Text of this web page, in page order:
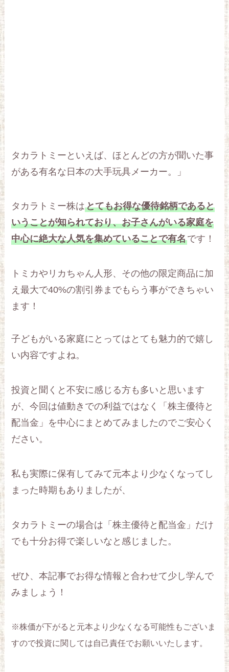
タカラトミーといえば、ほとんどの方が聞いた事
がある有名な日本の大手玩具メーカー。」
タカラトミー株はとてもお得な優待銘柄であると
いうことが知られており、お子さんがいる家庭を
中心に絶大な人気を集めていることで有名です！
トミカやリカちゃん人形、その他の限定商品に加
え最大で40%の割引券までもらう事ができちゃい
ます！
子どもがいる家庭にとってはとても魅力的で嬉し
い内容ですよね。
投資と聞くと不安に感じる方も多いと思います
が、今回は値動きでの利益ではなく「株主優待と
配当金」を中心にまとめてみましたのでご安心く
ださい。
私も実際に保有してみて元本より少なくなってし
まった時期もありましたが、
タカラトミーの場合は「株主優待と配当金」だけ
でも十分お得で楽しいなと感じました。
ぜひ、本記事でお得な情報と合わせて少し学んで
みましょう！
※株価が下がると元本より少なくなる可能性もございま
すので投資に関しては自己責任でお願いいたします。